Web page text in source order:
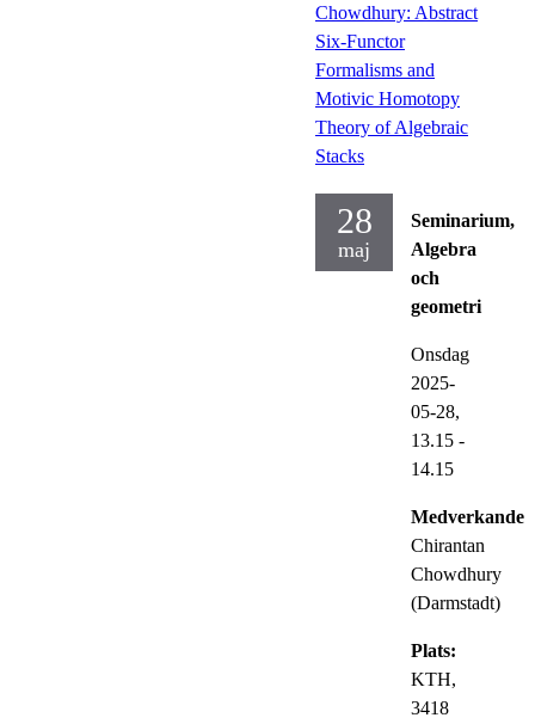
Chowdhury: Abstract
Six-Functor
Formalisms and
Motivic Homotopy
Theory of Algebraic
Stacks
28
maj
Seminarium,
Algebra
och
geometri
Onsdag
2025-
05-28,
13.15 -
14.15
Medverkande:
Chirantan
Chowdhury
(Darmstadt)
Plats:
KTH,
3418